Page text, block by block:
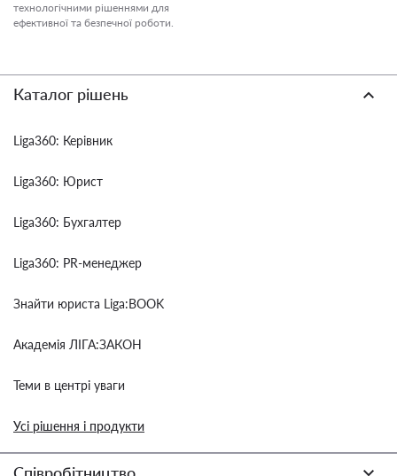
технологічними рішеннями для
ефективної та безпечної роботи.
Каталог рішень
Liga360: Керівник
Liga360: Юрист
Liga360: Бухгалтер
Liga360: PR-менеджер
Знайти юриста Liga:BOOK
Академія ЛІГА:ЗАКОН
Теми в центрі уваги
Усі рішення і продукти